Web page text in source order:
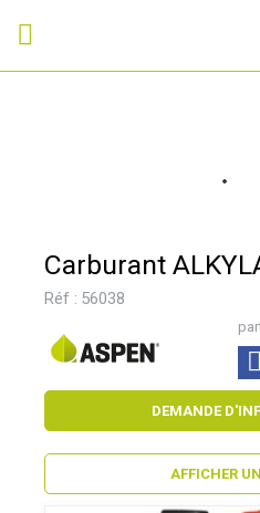
Carburant
Réf : 56038
DEMANDE
AFFICHER